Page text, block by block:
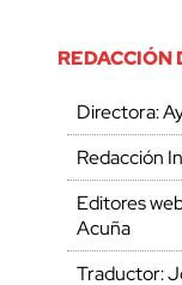
REDACCIÓN
Directora:
Redacción
Editores
Acuña
Traductor: